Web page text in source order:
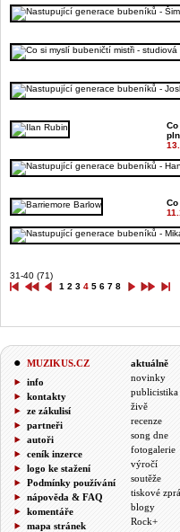
31-40 (71)
1 2 3 4 5 6 7 8
MUZIKUS.CZ
info
kontakty
ze zákulisí
partneři
autoři
ceník inzerce
logo ke stažení
Podmínky používání
nápověda & FAQ
komentáře
mapa stránek
aktuálně
novinky
publicistika
živě
recenze
song dne
fotogalerie
výročí
soutěže
tiskové
blogy
Rock+